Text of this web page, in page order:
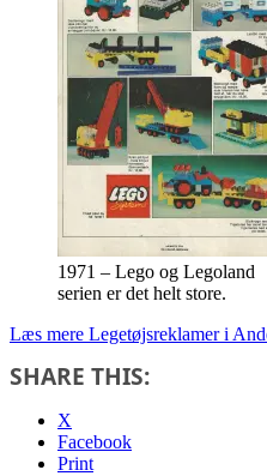
1971 – Lego og Legoland
serien er det helt store.
Læs mere Legetøjsreklamer i
SHARE THIS:
X
Facebook
Print